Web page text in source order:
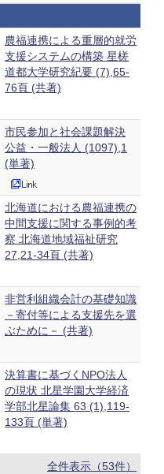
農福連携による重層的就労
支援システムの構築 星槎
道都大学研究紀要 (7),65-
76頁 (共著)
市民参加と社会課題解決
公益・一般法人 (1097),1
(単著)
北海道における農福連携の
中間支援に関する事例的考
察 北海道地域福祉研究
27,21-34頁 (共著)
非営利組織会計の基礎知識
－寄付等による支援先を選
ぶために－ (共著)
決算書に基づくNPO法人
の現状 北星学園大学経済
学部北星論集 63 (1),119-
133頁 (単著)
全件表示（53件）